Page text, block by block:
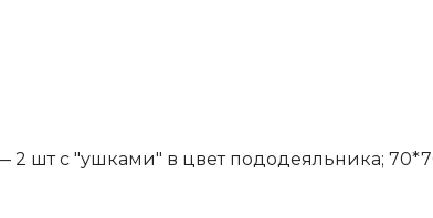
шт с "ушками" в цвет пододеяльника;